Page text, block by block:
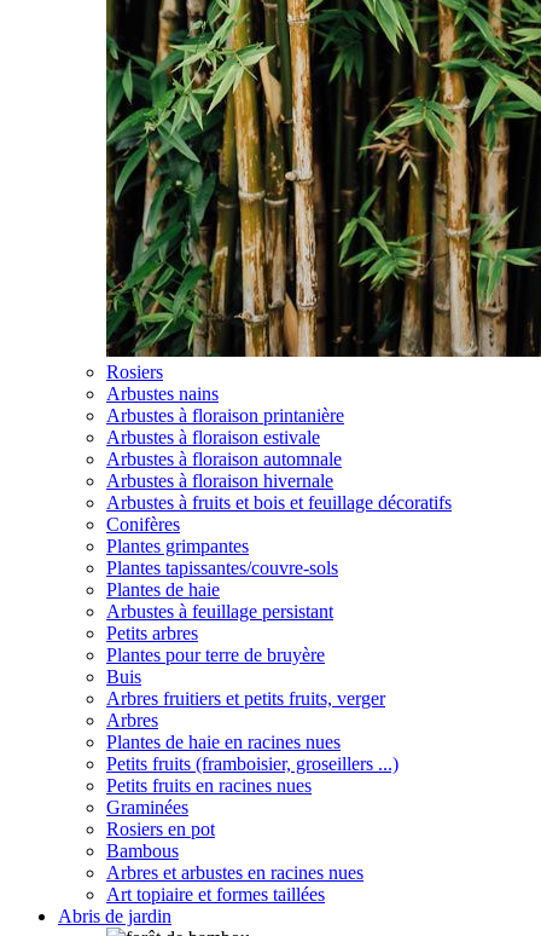
Rosiers
Arbustes nains
Arbustes à floraison printanière
Arbustes à floraison estivale
Arbustes à floraison automnale
Arbustes à floraison hivernale
Arbustes à fruits et bois et feuillage décoratifs
Conifères
Plantes grimpantes
Plantes tapissantes/couvre-sols
Plantes de haie
Arbustes à feuillage persistant
Petits arbres
Plantes pour terre de bruyère
Buis
Arbres fruitiers et petits fruits, verger
Arbres
Plantes de haie en racines nues
Petits fruits (framboisier, groseillers ...)
Petits fruits en racines nues
Graminées
Rosiers en pot
Bambous
Arbres et arbustes en racines nues
Art topiaire et formes taillées
Abris de jardin